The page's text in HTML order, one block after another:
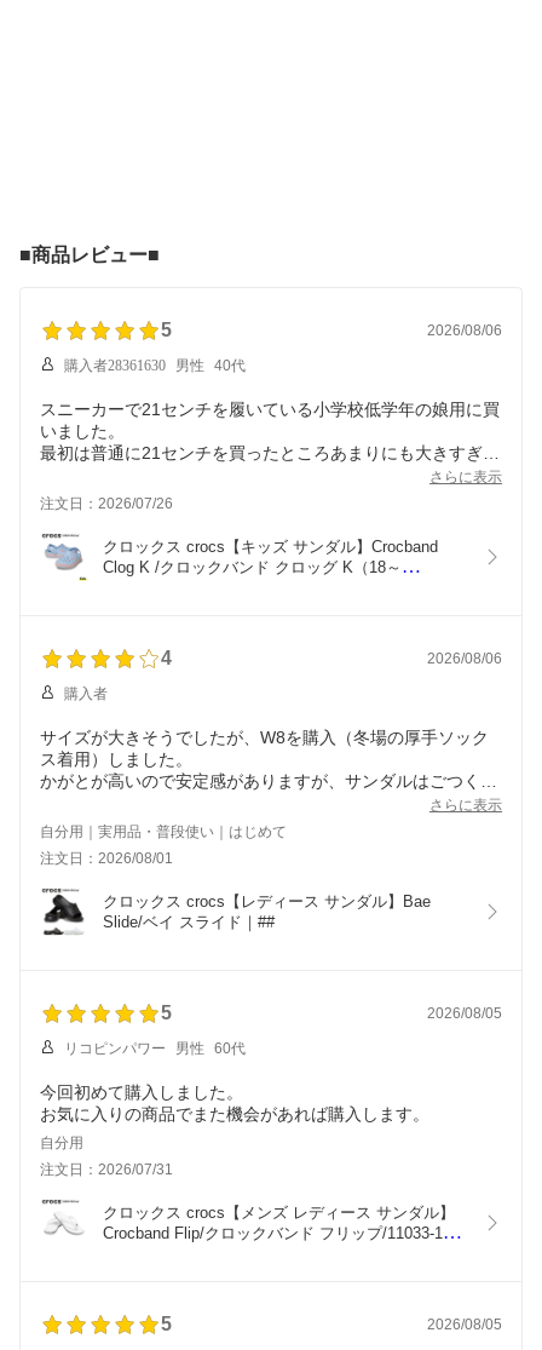
■商品レビュー■
5 2026/08/06
購入者28361630 男性 40代
スニーカーで21センチを履いている小学校低学年の娘用に買
いました。
最初は普通に21センチを買ったところあまりにも大きすぎる
履くものはやはり現物でフィッティングするべきですね。
さらに表示
注文日：2026/07/26
クロックス crocs【キッズ サンダル】Crocband
Clog K /クロックバンド クロッグ K（18～
4 2026/08/06
購入者
サイズが大きそうでしたが、W8を購入（冬場の厚手ソック
ス着用）しました。
かがとが高いので安定感がありますが、サンダルはごつく見
庭履き予定なのでOKです。
さらに表示
自分用｜実用品・普段使い｜はじめて
注文日：2026/08/01
クロックス crocs【レディース サンダル】Bae
Slide/ベイ スライド｜##
5 2026/08/05
リコピンパワー 男性 60代
今回初めて購入しました。
お気に入りの商品でまた機会があれば購入します。
自分用
注文日：2026/07/31
クロックス crocs【メンズ レディース サンダル】
Crocband Flip/クロックバンド フリップ/11033-100
5 2026/08/05